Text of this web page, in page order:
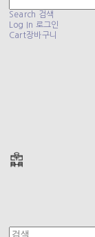
Search 검색
Log In 로그인
Cart장바구니